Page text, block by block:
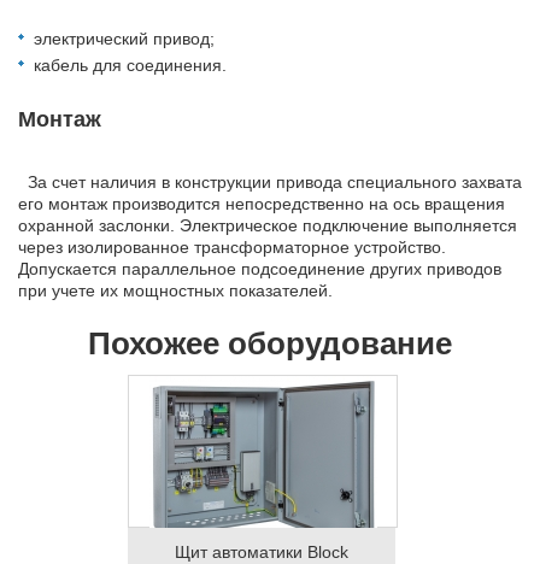
электрический привод;
кабель для соединения.
Монтаж
За счет наличия в конструкции привода специального захвата
его монтаж производится непосредственно на ось вращения
охранной заслонки. Электрическое подключение выполняется
через изолированное трансформаторное устройство.
Допускается параллельное подсоединение других приводов
при учете их мощностных показателей.
Похожее оборудование
Щит автоматики Block